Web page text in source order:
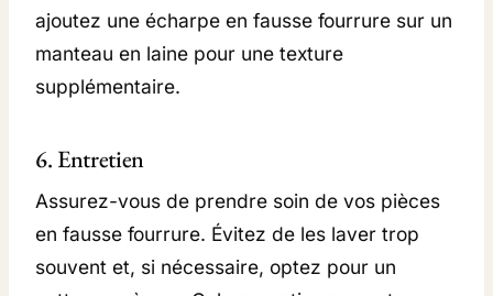
ajoutez une écharpe en fausse fourrure sur un
manteau en laine pour une texture
supplémentaire.
6. Entretien
Assurez-vous de prendre soin de vos pièces
en fausse fourrure. Évitez de les laver trop
souvent et, si nécessaire, optez pour un